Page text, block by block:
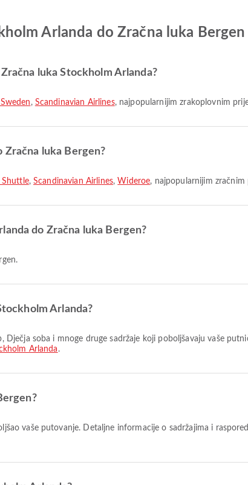
Arlanda do Zračna luka Bergen
luka Stockholm Arlanda?
, Scandinavian Airlines, najpopularnijim zrakoplovnim
luka Bergen?
Shuttle,Scandinavian Airlines, Wideroe, najpopularnijim
do Zračna luka Bergen?
Arlanda?
Arlanda .
vaše putovanje. Detaljne informacije o sadržajima i